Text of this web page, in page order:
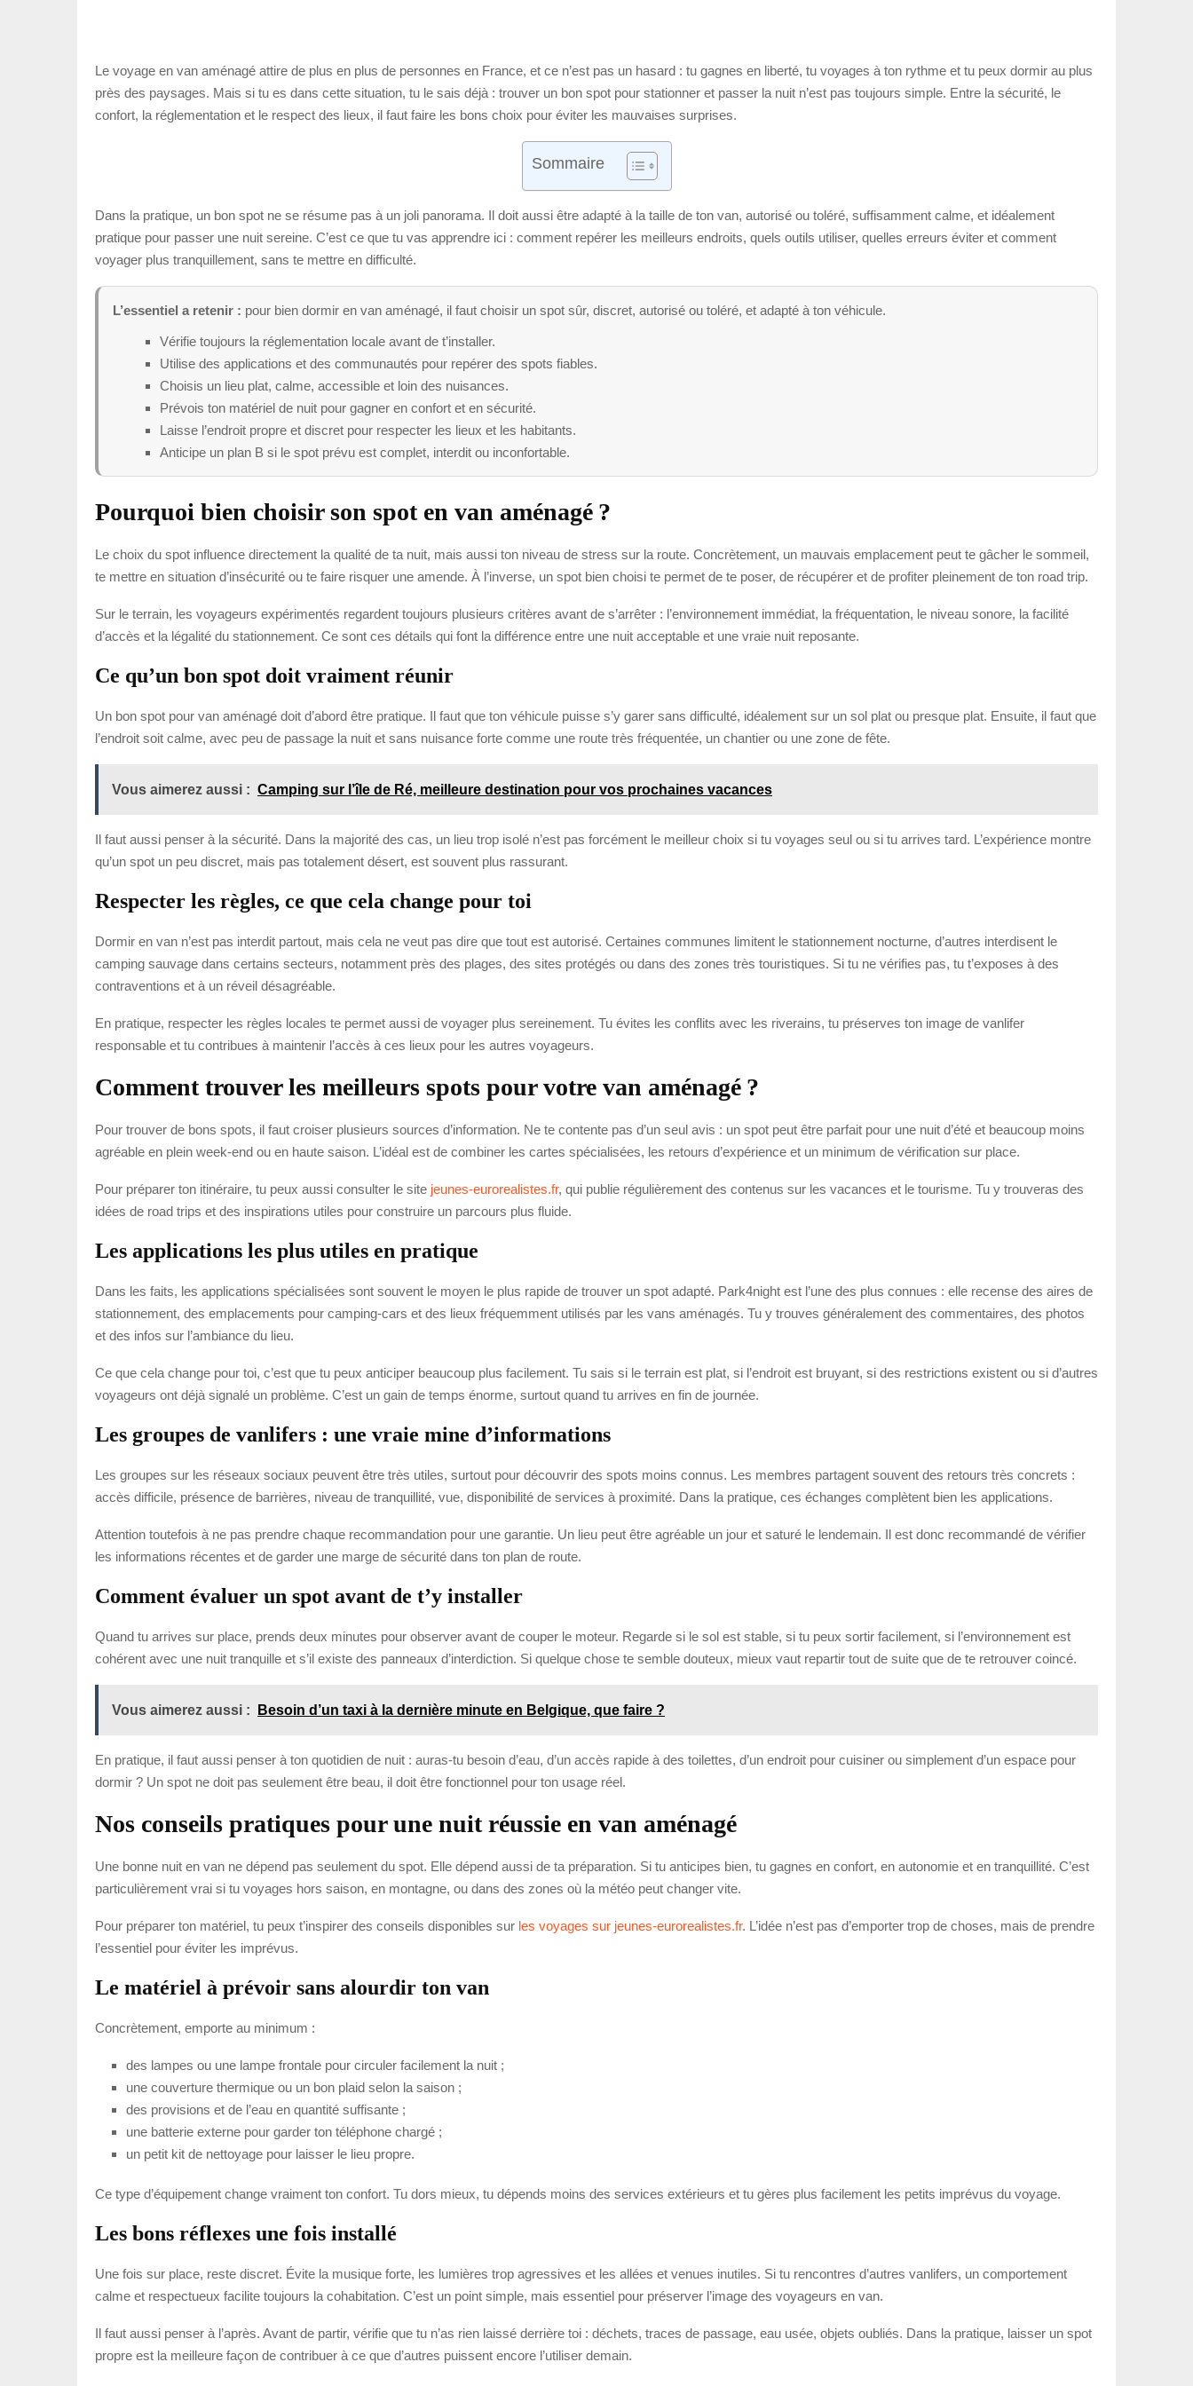
Le voyage en van aménagé attire de plus en plus de personnes en France, et ce n’est pas un hasard : tu gagnes en liberté, tu voyages à ton rythme et tu peux dormir au plus
près des paysages. Mais si tu es dans cette situation, tu le sais déjà : trouver un bon spot pour stationner et passer la nuit n’est pas toujours simple. Entre la sécurité, le
confort, la réglementation et le respect des lieux, il faut faire les bons choix pour éviter les mauvaises surprises.
Sommaire
Dans la pratique, un bon spot ne se résume pas à un joli panorama. Il doit aussi être adapté à la taille de ton van, autorisé ou toléré, suffisamment calme, et idéalement
pratique pour passer une nuit sereine. C’est ce que tu vas apprendre ici : comment repérer les meilleurs endroits, quels outils utiliser, quelles erreurs éviter et comment
voyager plus tranquillement, sans te mettre en difficulté.
L’essentiel a retenir : pour bien dormir en van aménagé, il faut choisir un spot sûr, discret, autorisé ou toléré, et adapté à ton véhicule.
Vérifie toujours la réglementation locale avant de t’installer.
Utilise des applications et des communautés pour repérer des spots fiables.
Choisis un lieu plat, calme, accessible et loin des nuisances.
Prévois ton matériel de nuit pour gagner en confort et en sécurité.
Laisse l’endroit propre et discret pour respecter les lieux et les habitants.
Anticipe un plan B si le spot prévu est complet, interdit ou inconfortable.
Pourquoi bien choisir son spot en van aménagé ?
Le choix du spot influence directement la qualité de ta nuit, mais aussi ton niveau de stress sur la route. Concrètement, un mauvais emplacement peut te gâcher le sommeil,
te mettre en situation d’insécurité ou te faire risquer une amende. À l’inverse, un spot bien choisi te permet de te poser, de récupérer et de profiter pleinement de ton road trip.
Sur le terrain, les voyageurs expérimentés regardent toujours plusieurs critères avant de s’arrêter : l’environnement immédiat, la fréquentation, le niveau sonore, la facilité
d’accès et la légalité du stationnement. Ce sont ces détails qui font la différence entre une nuit acceptable et une vraie nuit reposante.
Ce qu’un bon spot doit vraiment réunir
Un bon spot pour van aménagé doit d’abord être pratique. Il faut que ton véhicule puisse s’y garer sans difficulté, idéalement sur un sol plat ou presque plat. Ensuite, il faut que
l’endroit soit calme, avec peu de passage la nuit et sans nuisance forte comme une route très fréquentée, un chantier ou une zone de fête.
Vous aimerez aussi : Camping sur l’île de Ré, meilleure destination pour vos prochaines vacances
Il faut aussi penser à la sécurité. Dans la majorité des cas, un lieu trop isolé n’est pas forcément le meilleur choix si tu voyages seul ou si tu arrives tard. L’expérience montre
qu’un spot un peu discret, mais pas totalement désert, est souvent plus rassurant.
Respecter les règles, ce que cela change pour toi
Dormir en van n’est pas interdit partout, mais cela ne veut pas dire que tout est autorisé. Certaines communes limitent le stationnement nocturne, d’autres interdisent le
camping sauvage dans certains secteurs, notamment près des plages, des sites protégés ou dans des zones très touristiques. Si tu ne vérifies pas, tu t’exposes à des
contraventions et à un réveil désagréable.
En pratique, respecter les règles locales te permet aussi de voyager plus sereinement. Tu évites les conflits avec les riverains, tu préserves ton image de vanlifer
responsable et tu contribues à maintenir l’accès à ces lieux pour les autres voyageurs.
Comment trouver les meilleurs spots pour votre van aménagé ?
Pour trouver de bons spots, il faut croiser plusieurs sources d’information. Ne te contente pas d’un seul avis : un spot peut être parfait pour une nuit d’été et beaucoup moins
agréable en plein week-end ou en haute saison. L’idéal est de combiner les cartes spécialisées, les retours d’expérience et un minimum de vérification sur place.
Pour préparer ton itinéraire, tu peux aussi consulter le site jeunes-eurorealistes.fr, qui publie régulièrement des contenus sur les vacances et le tourisme. Tu y trouveras des
idées de road trips et des inspirations utiles pour construire un parcours plus fluide.
Les applications les plus utiles en pratique
Dans les faits, les applications spécialisées sont souvent le moyen le plus rapide de trouver un spot adapté. Park4night est l’une des plus connues : elle recense des aires de
stationnement, des emplacements pour camping-cars et des lieux fréquemment utilisés par les vans aménagés. Tu y trouves généralement des commentaires, des photos
et des infos sur l’ambiance du lieu.
Ce que cela change pour toi, c’est que tu peux anticiper beaucoup plus facilement. Tu sais si le terrain est plat, si l’endroit est bruyant, si des restrictions existent ou si d’autres
voyageurs ont déjà signalé un problème. C’est un gain de temps énorme, surtout quand tu arrives en fin de journée.
Les groupes de vanlifers : une vraie mine d’informations
Les groupes sur les réseaux sociaux peuvent être très utiles, surtout pour découvrir des spots moins connus. Les membres partagent souvent des retours très concrets :
accès difficile, présence de barrières, niveau de tranquillité, vue, disponibilité de services à proximité. Dans la pratique, ces échanges complètent bien les applications.
Attention toutefois à ne pas prendre chaque recommandation pour une garantie. Un lieu peut être agréable un jour et saturé le lendemain. Il est donc recommandé de vérifier
les informations récentes et de garder une marge de sécurité dans ton plan de route.
Comment évaluer un spot avant de t’y installer
Quand tu arrives sur place, prends deux minutes pour observer avant de couper le moteur. Regarde si le sol est stable, si tu peux sortir facilement, si l’environnement est
cohérent avec une nuit tranquille et s’il existe des panneaux d’interdiction. Si quelque chose te semble douteux, mieux vaut repartir tout de suite que de te retrouver coincé.
Vous aimerez aussi : Besoin d’un taxi à la dernière minute en Belgique, que faire ?
En pratique, il faut aussi penser à ton quotidien de nuit : auras-tu besoin d’eau, d’un accès rapide à des toilettes, d’un endroit pour cuisiner ou simplement d’un espace pour
dormir ? Un spot ne doit pas seulement être beau, il doit être fonctionnel pour ton usage réel.
Nos conseils pratiques pour une nuit réussie en van aménagé
Une bonne nuit en van ne dépend pas seulement du spot. Elle dépend aussi de ta préparation. Si tu anticipes bien, tu gagnes en confort, en autonomie et en tranquillité. C’est
particulièrement vrai si tu voyages hors saison, en montagne, ou dans des zones où la météo peut changer vite.
Pour préparer ton matériel, tu peux t’inspirer des conseils disponibles sur les voyages sur jeunes-eurorealistes.fr. L’idée n’est pas d’emporter trop de choses, mais de prendre
l’essentiel pour éviter les imprévus.
Le matériel à prévoir sans alourdir ton van
Concrètement, emporte au minimum :
des lampes ou une lampe frontale pour circuler facilement la nuit ;
une couverture thermique ou un bon plaid selon la saison ;
des provisions et de l’eau en quantité suffisante ;
une batterie externe pour garder ton téléphone chargé ;
un petit kit de nettoyage pour laisser le lieu propre.
Ce type d’équipement change vraiment ton confort. Tu dors mieux, tu dépends moins des services extérieurs et tu gères plus facilement les petits imprévus du voyage.
Les bons réflexes une fois installé
Une fois sur place, reste discret. Évite la musique forte, les lumières trop agressives et les allées et venues inutiles. Si tu rencontres d’autres vanlifers, un comportement
calme et respectueux facilite toujours la cohabitation. C’est un point simple, mais essentiel pour préserver l’image des voyageurs en van.
Il faut aussi penser à l’après. Avant de partir, vérifie que tu n’as rien laissé derrière toi : déchets, traces de passage, eau usée, objets oubliés. Dans la pratique, laisser un spot
propre est la meilleure façon de contribuer à ce que d’autres puissent encore l’utiliser demain.